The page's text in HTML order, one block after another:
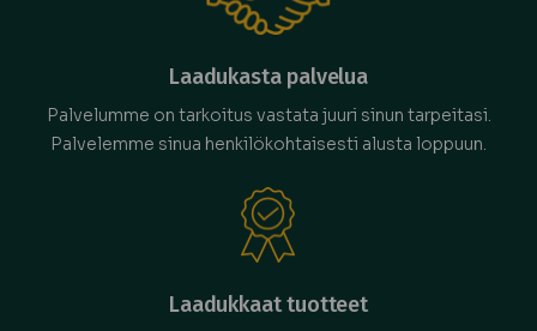
Laadukasta palvelua
Palvelumme on tarkoitus vastata juuri sinun tarpeitasi.
Palvelemme sinua henkilökohtaisesti alusta loppuun.
Laadukkaat tuotteet